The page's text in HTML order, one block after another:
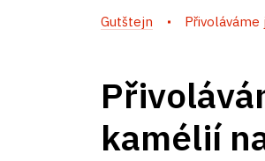
Gutštejn Přivoláváme
kamélií